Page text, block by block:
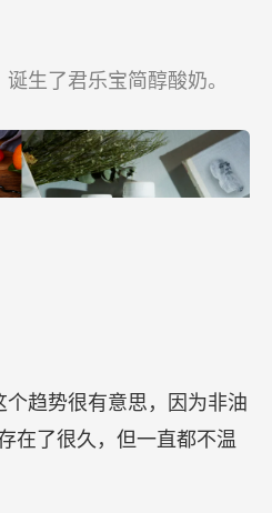
生了君乐宝简醇酸奶。
个趋势很有意思，因为非油
在了很久，但一直都不温